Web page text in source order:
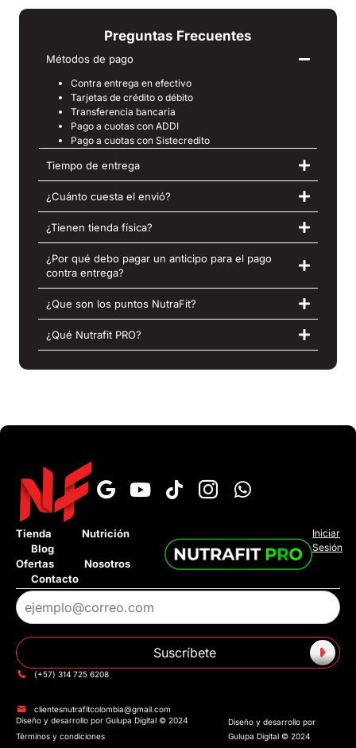
Preguntas Frecuentes
Métodos de pago
Contra entrega en efectivo
Tarjetas de crédito o débito
Transferencia bancaria
Pago a cuotas con ADDI
Pago a cuotas con Sistecredito
Tiempo de entrega
¿Cuánto cuesta el envió?
¿Tienen tienda física?
¿Por qué debo pagar un anticipo para el pago
contra entrega?
¿Que son los puntos NutraFit?
¿Qué Nutrafit PRO?
Tienda
Nutrición
Blog
Ofertas
Nosotros
Contacto
Iniciar
Sesión
Suscríbete
(+57) 314 725 6208
clientesnutrafitcolombia@gmail.com
Diseño y desarrollo por Gulupa Digital © 2024
Términos y condiciones
Diseño y desarrollo por
Gulupa Digital © 2024
¿Cuál es el tiempo de entrega? ›
¿Tienen pago contra entrega? ›
¿Tienen tienda fisica? ›
¿Tienen Addi o Sistecredito? ›